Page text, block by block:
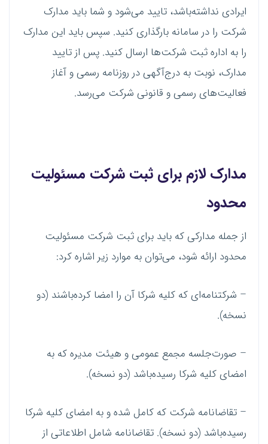
ایرادی نداشته‌باشد، تایید می‌شود و شما باید مدارک
شرکت را در سامانه بارگذاری کنید. سپس باید این مدارک
را به اداره ثبت شرکت‌ها ارسال کنید. پس از تایید
مدارک، نوبت به درج‌آگهی در روزنامه رسمی و آغاز
فعالیت‌های رسمی و قانونی شرکت می‌رسد.
مدارک لازم برای ثبت شرکت مسئولیت
محدود
از جمله مدارکی که باید برای ثبت شرکت مسئولیت
محدود ارائه شود، می‌توان به موارد زیر اشاره کرد:
– شرکتنامه‌ای که کلیه شرکا آن را امضا کرده‌باشند (دو
نسخه).
– صورت‌جلسه مجمع عمومی و هیئت ‌مدیره که به
امضای کلیه شرکا رسیده‌باشد (دو نسخه).
– تقاضانامه شرکت که کامل شده و به امضای کلیه شرکا
رسیده‌باشد (دو نسخه). تقاضانامه شامل اطلاعاتی از